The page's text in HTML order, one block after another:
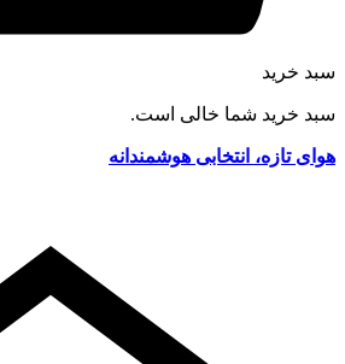
سبد خرید
سبد خرید شما خالی است.
هوای تازه، انتخابی هوشمندانه